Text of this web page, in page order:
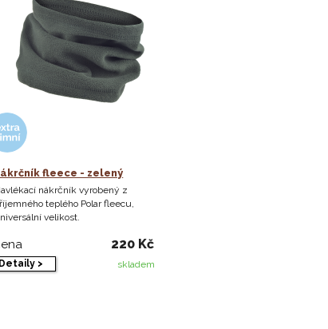
fleece - zelený
nákrčník vyrobený z
teplého Polar fleecu,
velikost.
220 Kč
Detaily > skladem